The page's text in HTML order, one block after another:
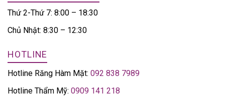
Thứ 2-Thứ 7: 8:00 – 18:30
Chủ Nhật: 8:30 – 12:30
HOTLINE
Hotline Răng Hàm Mặt: 092 838 7989
Hotline Thẩm Mỹ: 0909 141 218